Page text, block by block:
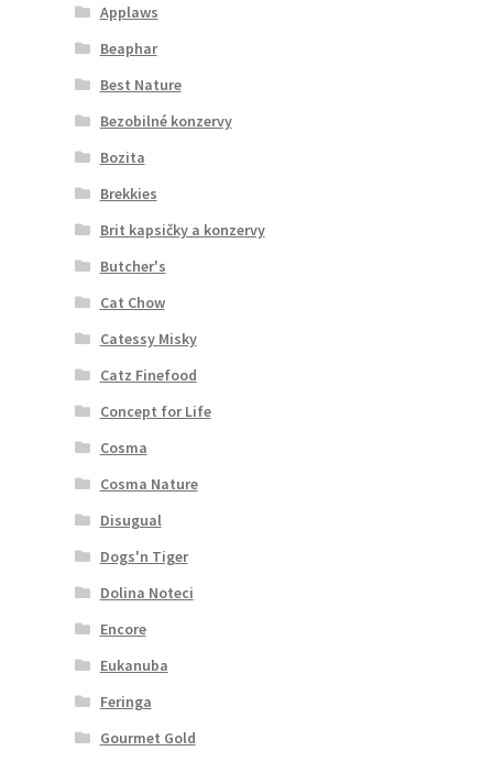
Applaws
Beaphar
Best Nature
Bezobilné konzervy
Bozita
Brekkies
Brit kapsičky a konzervy
Butcher's
Cat Chow
Catessy Misky
Catz Finefood
Concept for Life
Cosma
Cosma Nature
Disugual
Dogs'n Tiger
Dolina Noteci
Encore
Eukanuba
Feringa
Gourmet Gold